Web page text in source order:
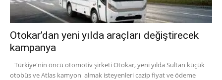
Otokar’dan yeni yılda araçları değiştirecek
kampanya
Türkiye'nin öncü otomotiv şirketi Otokar, yeni yılda Sultan küçük
otobüs ve Atlas kamyon almak isteyenleri cazip fiyat ve ödeme